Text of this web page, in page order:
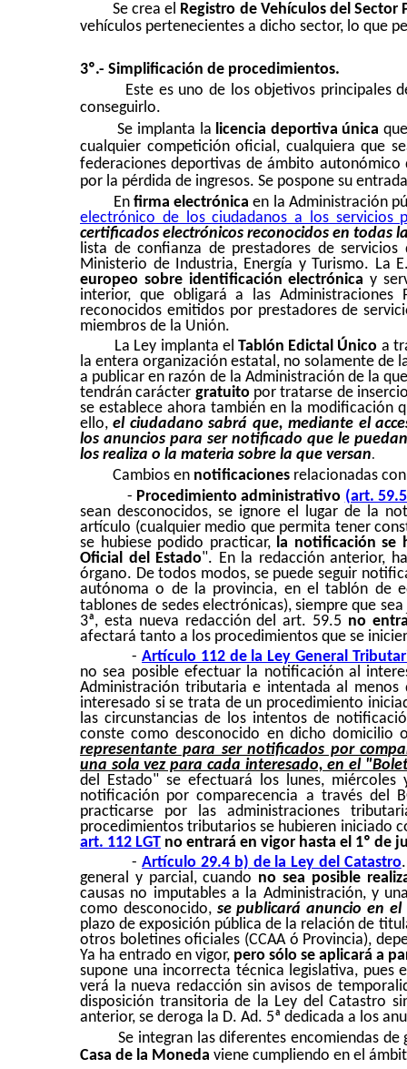
Se crea el
Registro de Vehículos del Sector
vehículos pertenecientes a dicho sector, lo que
3º.- Simplificación de procedimientos.
Este es uno de los objetivos principales
conseguirlo.
Se implanta la licencia deportiva única
cualquier competición oficial, cualquiera que
federaciones deportivas de ámbito autonómico
por la pérdida de ingresos. Se pospone su
Enfirma electrónica en la Administración
electrónico de los ciudadanos a los servicios
certificados electrónicos reconocidos en todas
lista de confianza de prestadores de
Ministerio de Industria, Energía y Turismo.
europeo sobre identificación electrónica y
interior, que obligará a las
reconocidos emitidos por prestadores de
miembros de la Unión.
La Ley implanta elTablón Edictal Único a
la entera organización estatal, no solamente de
a publicar en razón de la Administración de la
tendrán carácter gratuitopor tratarse de
se establece ahora también en la modificación
ello,el ciudadano sabrá que, mediante el
los anuncios para ser notificado que le
los realiza o la materia sobre la que versan.
Cambios en notificaciones relacionadas
- Procedimiento administrativo (art. 59.5
sean desconocidos, se ignore el lugar de la
artículo (cualquier medio que permita tener
se hubiese podido practicar, la notificación se
Oficial del Estado". En la redacción anterior,
órgano. De todos modos, se puede seguir
autónoma o de la provincia, en el tablón de
tablones de sedes electrónicas), siempre que sea
3ª, esta nueva redacción del art. 59.5 no
afectará tanto a los procedimientos que se
-Artículo 112 de la Ley General
no sea posible efectuar la notificación al
Administración tributaria e intentada al
interesado si se trata de un procedimiento
las circunstancias de los intentos de
conste como desconocido en dicho domicilio
representante para ser notificados por
una sola vez para cada interesado, en el
del Estado" se efectuará los lunes, miércoles
notificación por comparecencia a través del
practicarse por las administraciones
procedimientos tributarios se hubieren iniciado
art. 112 LGT no entrará en vigor hasta el 1º de
-Artículo 29.4 b) de la Ley del Catastro.
general y parcial, cuando no sea posible
causas no imputables a la Administración, y
como desconocido, se publicará anuncio en
plazo de exposición pública de la relación de
otros boletines oficiales (CCAA ó Provincia),
Ya ha entrado en vigor, pero sólo se aplicará a
supone una incorrecta técnica legislativa,
verá la nueva redacción sin avisos de
disposición transitoria de la Ley del Catastro
anterior, se deroga la D. Ad. 5ª dedicada a los
Se integran las diferentes encomiendas
Casa de la Moneda viene cumpliendo en el